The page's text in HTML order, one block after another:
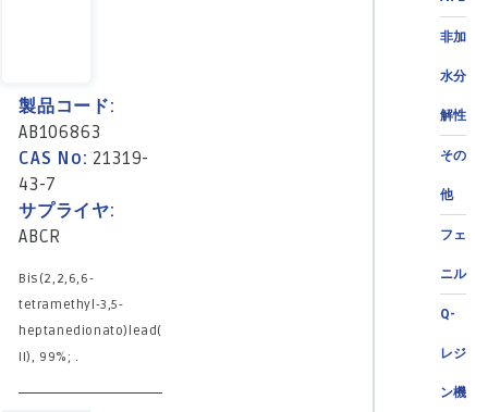
非加
水分
解性
その
他
フェ
ニル
Q-
レジ
ン機
製品コード:
AB106863
CAS No: 21319-
43-7
サプライヤ:
ABCR
Bis(2,2,6,6-
tetramethyl-3,5-
heptanedionato)lead(
II), 99%; .